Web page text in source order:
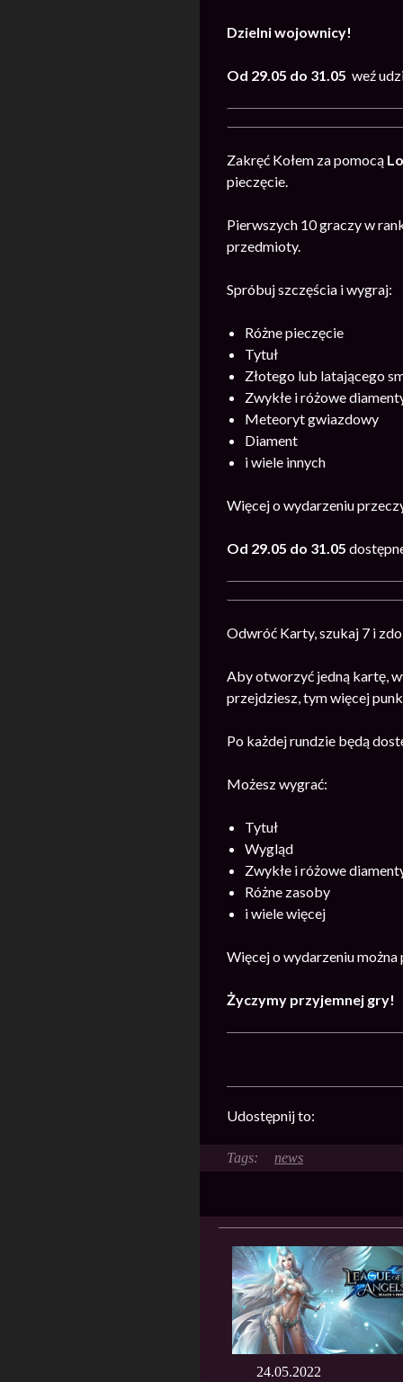
Dzielni wojownicy!
Od 29.05 do 31.05 weź
Zakręć Kołem za pomocą
pieczęcie.
Pierwszych 10 graczy w
przedmioty.
Spróbuj szczęścia i wygraj:
Różne pieczęcie
Tytuł
Złotego lub latającego
Zwykłe i różowe
Meteoryt gwiazdowy
Diament
i wiele innych
Więcej o wydarzeniu
Od 29.05 do 31.05
Odwróć Karty, szukaj 7 i
Aby otworzyć jedną kartę,
przejdziesz, tym więcej
Po każdej rundzie będą
Możesz wygrać:
Tytuł
Wygląd
Zwykłe i różowe
Różne zasoby
i wiele więcej
Więcej o wydarzeniu
Życzymy przyjemnej gry!
Udostępnij to:
news
24.05.2022